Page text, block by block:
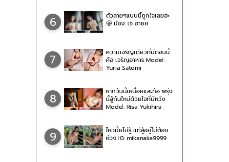
6
ตัวลายๆแบบนี้ถูกใจเลยฮะ
🤩 น้อง: เซ ฮายย
7
ความเจริญเดียวที่มีตอนนี้
คือ เจริญอาหาร Model:
Yuria Satomi
8
หากวันนี้เหนื่อยและท้อ พรุ่ง
นี้สู้กันใหม่ด้วยใจที่มีหวัง
Model: Risa Yukihira
9
ไหวมั้ยไม่รู้ แต่สู้อยู่ไม่ต้อง
ห่วง IG: mikanaka9999